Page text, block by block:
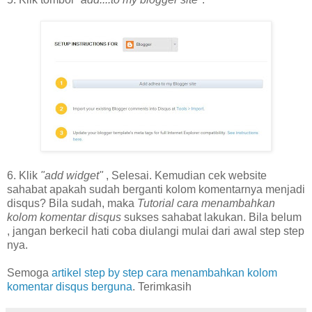
6. Klik "add widget" , Selesai. Kemudian cek website
sahabat apakah sudah berganti kolom komentarnya menjadi
disqus? Bila sudah, maka Tutorial cara menambahkan
kolom komentar disqus sukses sahabat lakukan. Bila belum
, jangan berkecil hati coba diulangi mulai dari awal step step
nya.
Semoga artikel step by step cara menambahkan kolom
komentar disqus berguna. Terimkasih